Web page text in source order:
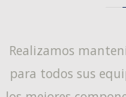
Realizamos
para todos sus